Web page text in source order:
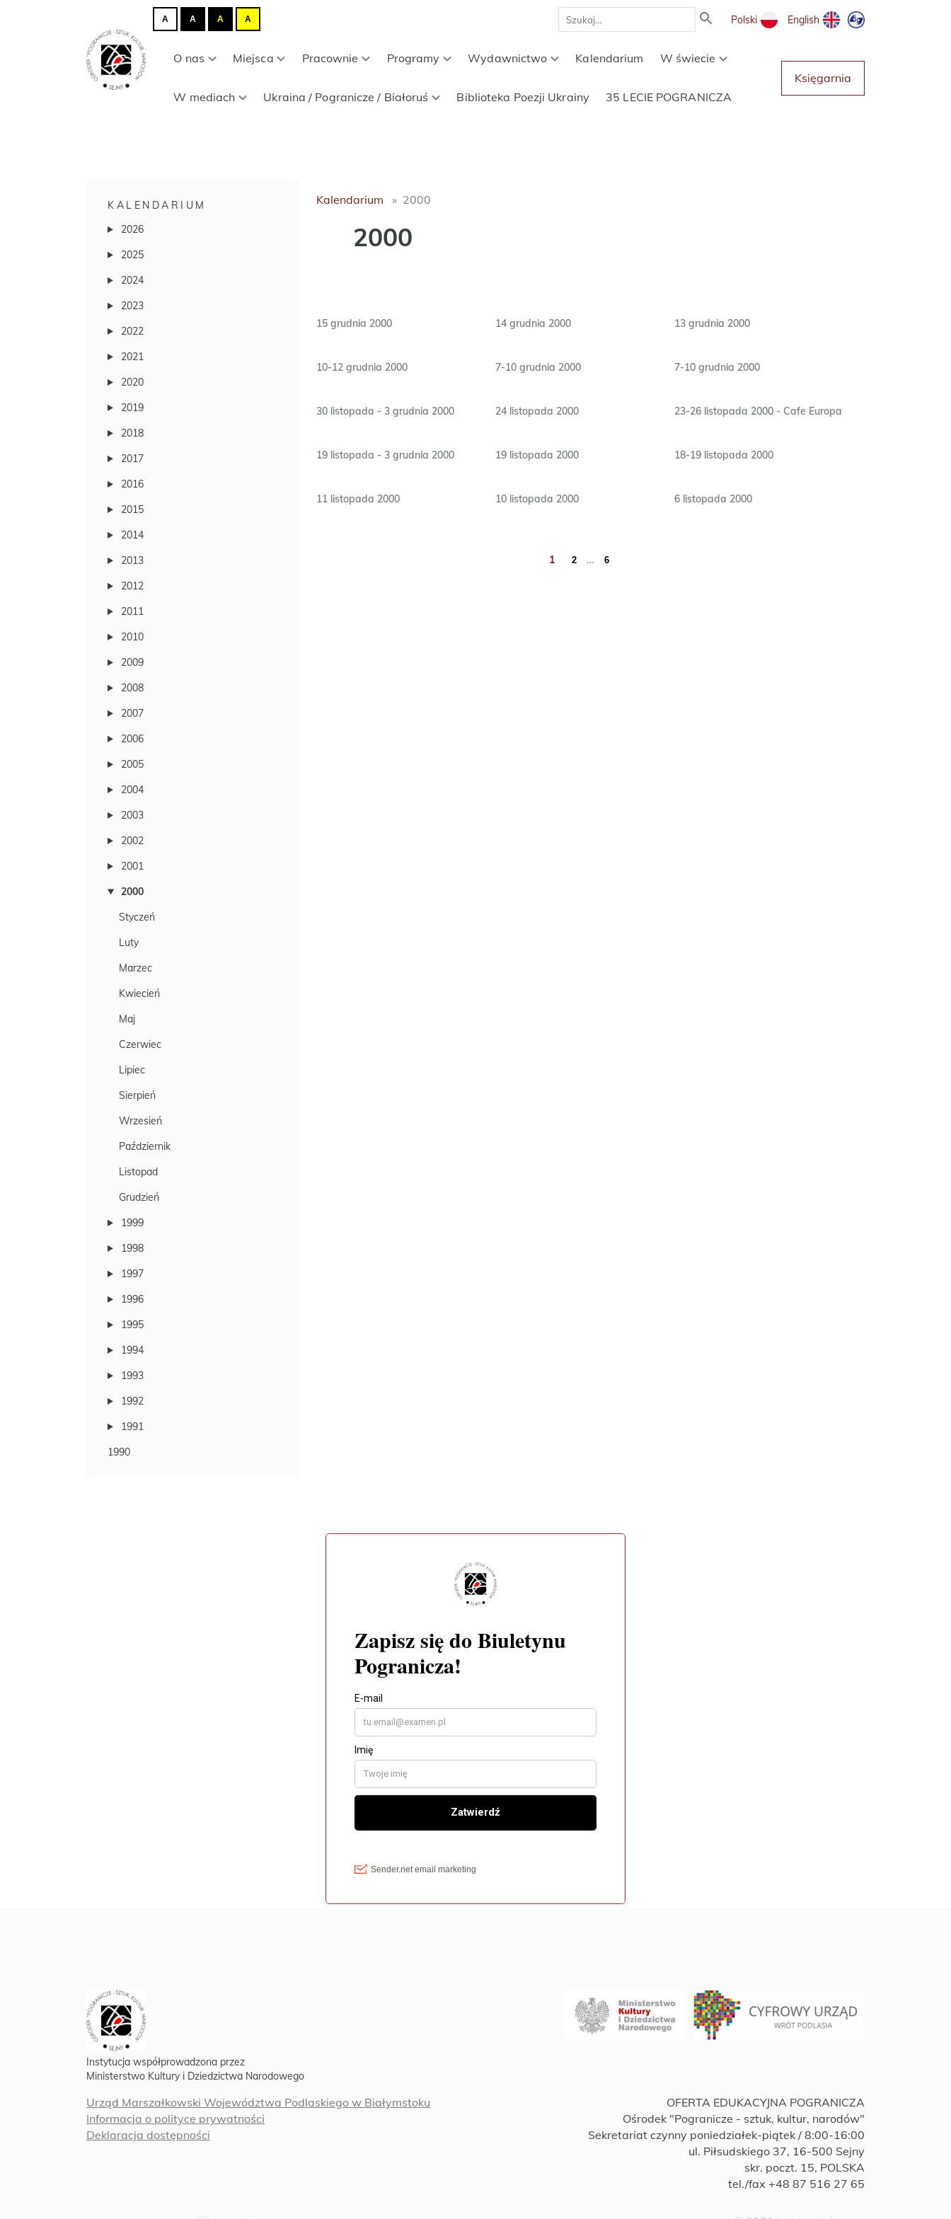
A A A A Polski English
O nas Miejsca Pracownie Programy Wydawnictwo Kalendarium W świecie
W mediach Ukraina / Pogranicze / Białoruś Biblioteka Poezji Ukrainy 35 LECIE POGRANICZA
Księgarnia
KALENDARIUM
2026
2025
2024
2023
2022
2021
2020
2019
2018
2017
2016
2015
2014
2013
2012
2011
2010
2009
2008
2007
2006
2005
2004
2003
2002
2001
2000
Styczeń
Luty
Marzec
Kwiecień
Maj
Czerwiec
Lipiec
Sierpień
Wrzesień
Październik
Listopad
Grudzień
1999
1998
1997
1996
1995
1994
1993
1992
1991
1990
Kalendarium 2000
2000
15 grudnia 2000 14 grudnia 2000 13 grudnia 2000
10-12 grudnia 2000 7-10 grudnia 2000 7-10 grudnia 2000
30 listopada - 3 grudnia 2000 24 listopada 2000 23-26 listopada 2000 - Cafe Europa
19 listopada - 3 grudnia 2000 19 listopada 2000 18-19 listopada 2000
11 listopada 2000 10 listopada 2000 6 listopada 2000
1 2 … 6
Instytucja współprowadzona przez
Ministerstwo Kultury i Dziedzictwa Narodowego
Urząd Marszałkowski Województwa Podlaskiego w Białymstoku
Informacja o polityce prywatności
Deklaracja dostępności
OFERTA EDUKACYJNA POGRANICZA
Ośrodek "Pogranicze - sztuk, kultur, narodów"
Sekretariat czynny poniedziałek-piątek / 8:00-16:00
ul. Piłsudskiego 37, 16-500 Sejny
skr. poczt. 15, POLSKA
tel./fax +48 87 516 27 65